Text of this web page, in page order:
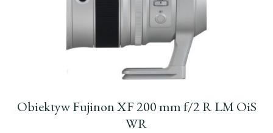
Obiektyw Fujinon XF 200 mm f/2 R LM OiS
WR